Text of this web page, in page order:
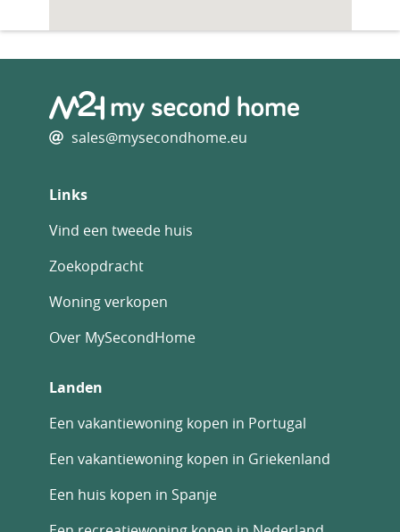
sales@mysecondhome.eu
Links
Vind een tweede huis
Zoekopdracht
Woning verkopen
Over MySecondHome
Landen
Een vakantiewoning kopen in Portugal
Een vakantiewoning kopen in Griekenland
Een huis kopen in Spanje